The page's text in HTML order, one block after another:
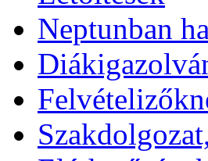
Neptunban